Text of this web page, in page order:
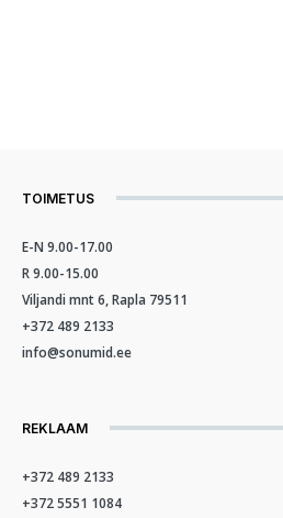
TOIMETUS
E-N 9.00-17.00
R 9.00-15.00
Viljandi mnt 6, Rapla 79511
+372 489 2133
info@sonumid.ee
REKLAAM
+372 489 2133
+372 5551 1084